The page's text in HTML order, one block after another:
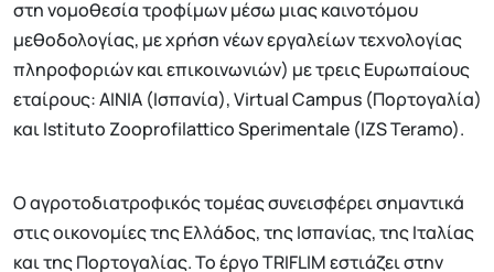
στη νομοθεσία τροφίμων μέσω μιας καινοτόμου
μεθοδολογίας, με χρήση νέων εργαλείων τεχνολογίας
πληροφοριών και επικοινωνιών) με τρεις Ευρωπαίους
εταίρους: AINIA (Ισπανία), Virtual Campus (Πορτογαλία)
και Istituto Zooprofilattico Sperimentale (IZS Teramo).
Ο αγροτοδιατροφικός τομέας συνεισφέρει σημαντικά
στις οικονομίες της Ελλάδος, της Ισπανίας, της Ιταλίας
και της Πορτογαλίας. Το έργο TRIFLIM εστιάζει στην